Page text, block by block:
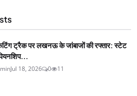
ट्रैक पर लखनऊ के जांबाजों की रफ्तार: स्टेट
Jul 18, 2026 0 11